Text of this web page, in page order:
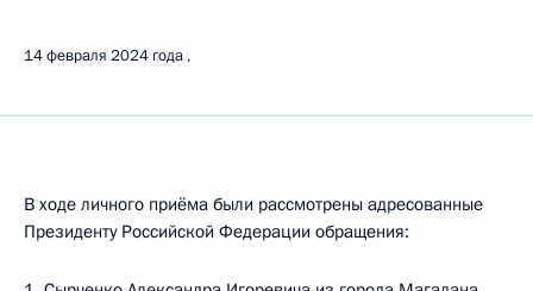
14 февраля 2024 года
В ходе личного приёма были рассмотрены адресованные
Президенту Российской Федерации обращения: